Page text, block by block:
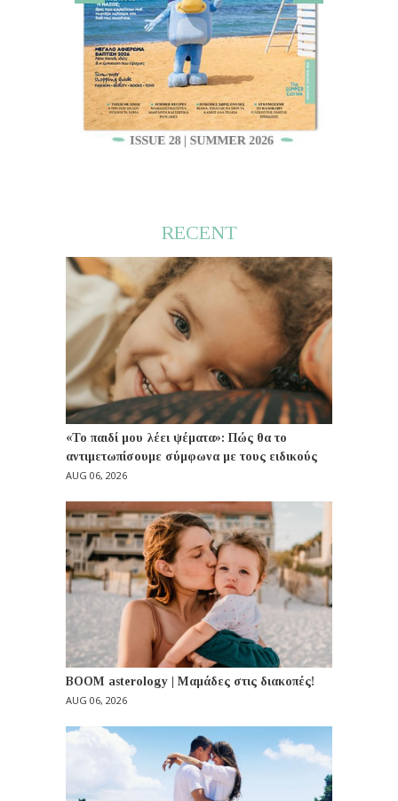
RECENT
«Το παιδί μου λέει ψέματα»: Πώς θα το
αντιμετωπίσουμε σύμφωνα με τους ειδικούς
AUG 06, 2026
BOOM asterology | Μαμάδες στις διακοπές!
AUG 06, 2026